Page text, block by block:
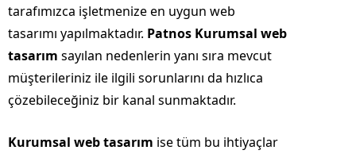
tarafımızca işletmenize en uygun web
tasarımı yapılmaktadır. Patnos Kurumsal web
tasarım sayılan nedenlerin yanı sıra mevcut
müşterileriniz ile ilgili sorunlarını da hızlıca
çözebileceğiniz bir kanal sunmaktadır.
Kurumsal web tasarım ise tüm bu ihtiyaçlar